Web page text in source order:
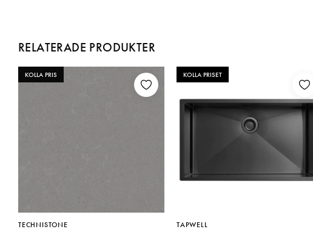
RELATERADE PRODUKTER
KOLLA PRIS
TECHNISTONE
KOLLA PRISET
TAPWELL